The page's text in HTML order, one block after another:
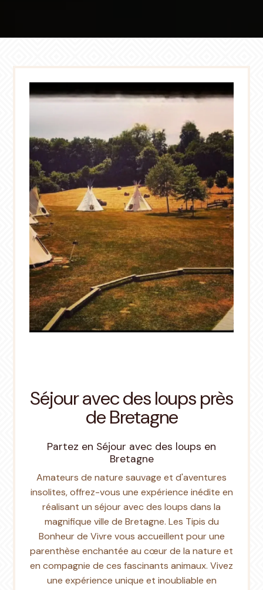
Séjour avec des loups près
de Bretagne
Partez en Séjour avec des loups en
Bretagne
Amateurs de nature sauvage et d'aventures
insolites, offrez-vous une expérience inédite en
réalisant un séjour avec des loups dans la
magnifique ville de Bretagne. Les Tipis du
Bonheur de Vivre vous accueillent pour une
parenthèse enchantée au cœur de la nature et
en compagnie de ces fascinants animaux. Vivez
une expérience unique et inoubliable en